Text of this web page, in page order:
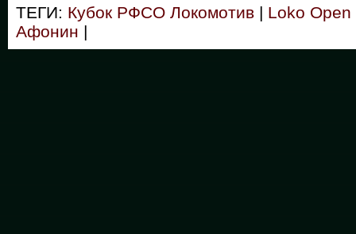
ТЕГИ: Кубок РФСО Локомотив | Loko Open
Афонин |